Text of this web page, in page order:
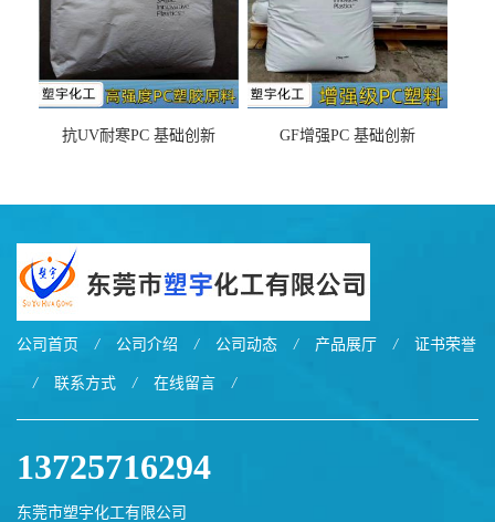
抗UV耐寒PC 基础创新
GF增强PC 基础创新
公司首页 / 公司介绍 / 公司动态 / 产品展厅 / 证书荣誉
/ 联系方式 / 在线留言 /
13725716294
东莞市塑宇化工有限公司